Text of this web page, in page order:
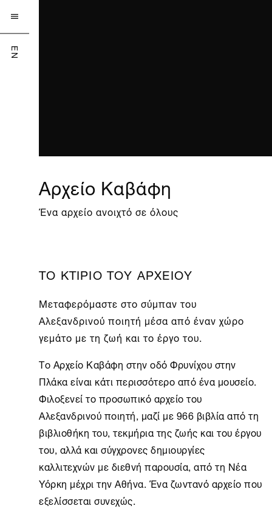

EN
Αρχείο Καβάφη
Ένα αρχείο ανοιχτό σε όλους
ΤΟ ΚΤΙΡΙΟ ΤΟΥ ΑΡΧΕΙΟΥ
Μεταφερόμαστε στο σύμπαν του
Αλεξανδρινού ποιητή μέσα από έναν χώρο
γεμάτο με τη ζωή και το έργο του.
ΤοΑρχείο Καβάφη στην οδό Φρυνίχου στην
Πλάκα είναι κάτι περισσότερο από ένα μουσείο.
Φιλοξενεί το προσωπικό αρχείο του
Αλεξανδρινού ποιητή, μαζί με 966 βιβλία από τη
βιβλιοθήκη του, τεκμήρια της ζωής και του έργου
του, αλλά και σύγχρονες δημιουργίες
καλλιτεχνών με διεθνή παρουσία, από τη Νέα
Υόρκη μέχρι τηνΑθήνα. Ένα ζωντανό αρχείο που
εξελίσσεται συνεχώς.